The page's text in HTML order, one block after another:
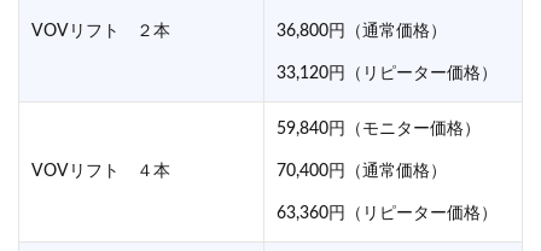
VOVリフト ２本 36,800円（通常価格）
33,120円（リピーター価格）
VOVリフト ４本
59,840円（モニター価格）
70,400円（通常価格）
63,360円（リピーター価格）